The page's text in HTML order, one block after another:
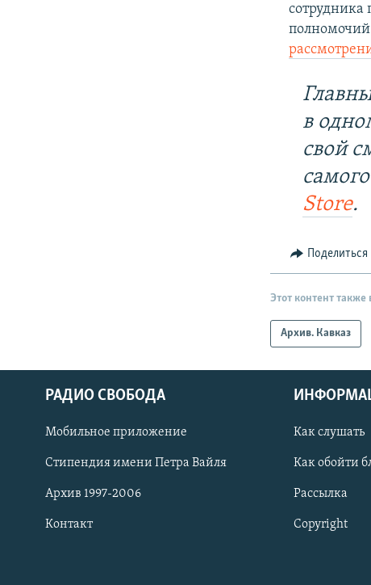
СОЦИАЛЬНЫЕ СЕТИ
в
свой
Store.
Поделиться
Этот контент также
Архив. Кавказ
РАДИО СВОБОДА
Мобильное приложение
Стипендия имени Петра Вайля
Архив 1997-2006
Контакт
Как слушать
Как обойти
Рассылка
Copyright